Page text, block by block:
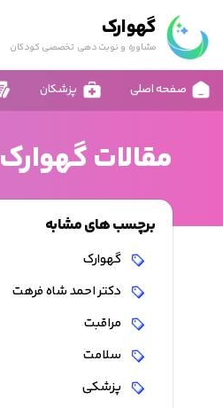
گهوارک
مشاوره و نوبت دهی تخصصی کودکان
صفحه اصلی پزشکان
مقالات گهوارک
برچسب های مشابه
گهوارک
دکتر احمد شاه فرهت
مراقبت
سلامت
پزشکی